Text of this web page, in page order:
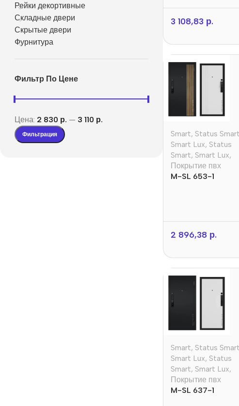
Рейки декортивные
Складные двери
Скрытые двери
Фурнитура
Фильтр По Цене
Фильтрация
Цена: 2 830 р. — 3 110 р.
3 108,83 р.
Smart, Status Smart
Smart Lux, Status
Smart, Smart Lux,
Покрытие пвх
M-SL 653-1
2 896,38 р.
Smart, Status Smart
Smart Lux, Status
Smart, Smart Lux,
Покрытие пвх
M-SL 637-1